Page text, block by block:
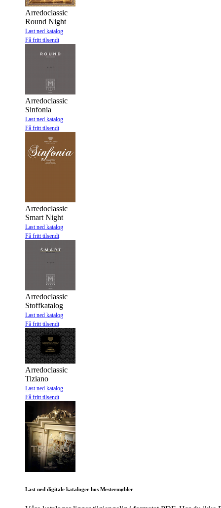
Arredoclassic
Round Night
Last ned katalog
Få fritt tilsendt
Arredoclassic
Sinfonia
Last ned katalog
Få fritt tilsendt
Arredoclassic
Smart Night
Last ned katalog
Få fritt tilsendt
Arredoclassic
Stoffkatalog
Last ned katalog
Få fritt tilsendt
Arredoclassic
Tiziano
Last ned katalog
Få fritt tilsendt
Last ned digitale kataloger hos Mestermøbler